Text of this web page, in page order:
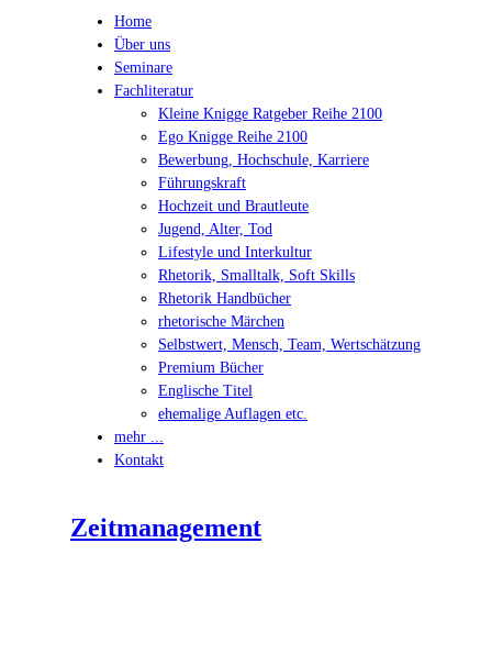
Home
Über uns
Seminare
Fachliteratur
Kleine Knigge Ratgeber Reihe 2100
Ego Knigge Reihe 2100
Bewerbung, Hochschule, Karriere
Führungskraft
Hochzeit und Brautleute
Jugend, Alter, Tod
Lifestyle und Interkultur
Rhetorik, Smalltalk, Soft Skills
Rhetorik Handbücher
rhetorische Märchen
Selbstwert, Mensch, Team, Wertschätzung
Premium Bücher
Englische Titel
ehemalige Auflagen etc.
mehr ...
Kontakt
Zeitmanagement